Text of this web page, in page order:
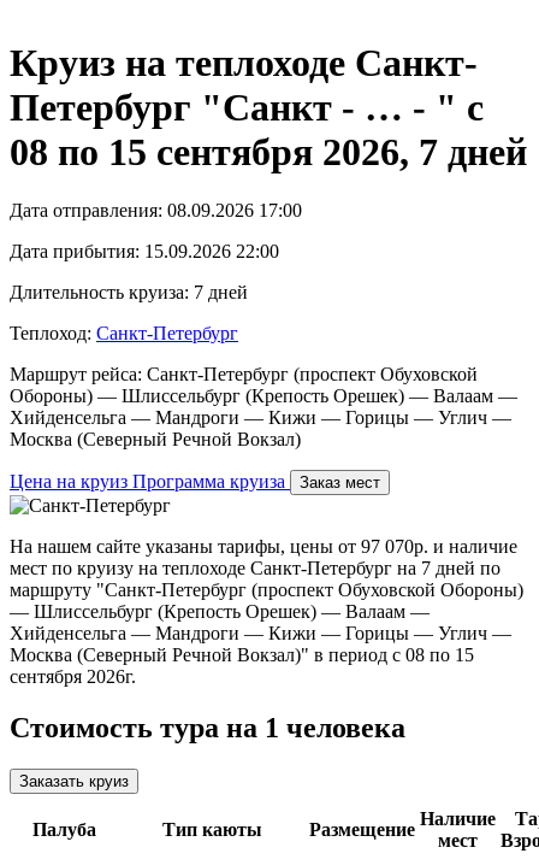
Круиз на теплоходе Санкт-
Петербург "Санкт - … - " с
08 по 15 сентября 2026, 7 дней
Дата отправления: 08.09.2026 17:00
Дата прибытия: 15.09.2026 22:00
Длительность круиза: 7 дней
Теплоход: Санкт-Петербург
Маршрут рейса: Санкт-Петербург (проспект Обуховской
Обороны) — Шлиссельбург (Крепость Орешек) — Валаам —
Хийденсельга — Мандроги — Кижи — Горицы — Углич —
Москва (Северный Речной Вокзал)
Цена на круиз Программа круиза Заказ мест
На нашем сайте указаны тарифы, цены от 97 070р. и наличие
мест по круизу на теплоходе Санкт-Петербург на 7 дней по
маршруту "Санкт-Петербург (проспект Обуховской Обороны)
— Шлиссельбург (Крепость Орешек) — Валаам —
Хийденсельга — Мандроги — Кижи — Горицы — Углич —
Москва (Северный Речной Вокзал)" в период с 08 по 15
сентября 2026г.
Стоимость тура на 1 человека
Заказать круиз
Палуба Тип каюты Размещение
Наличие
мест